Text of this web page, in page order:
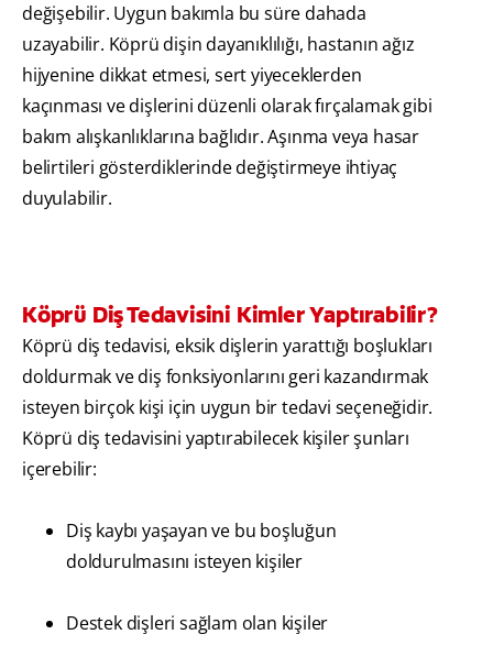
değişebilir. Uygun bakımla bu süre dahada
uzayabilir. Köprü dişin dayanıklılığı, hastanın ağız
hijyenine dikkat etmesi, sert yiyeceklerden
kaçınması ve dişlerini düzenli olarak fırçalamak gibi
bakım alışkanlıklarına bağlıdır. Aşınma veya hasar
belirtileri gösterdiklerinde değiştirmeye ihtiyaç
duyulabilir.
Köprü Diş Tedavisini Kimler Yaptırabilir?
Köprü diş tedavisi, eksik dişlerin yarattığı boşlukları
doldurmak ve diş fonksiyonlarını geri kazandırmak
isteyen birçok kişi için uygun bir tedavi seçeneğidir.
Köprü diş tedavisini yaptırabilecek kişiler şunları
içerebilir:
Diş kaybı yaşayan ve bu boşluğun
doldurulmasını isteyen kişiler
Destek dişleri sağlam olan kişiler